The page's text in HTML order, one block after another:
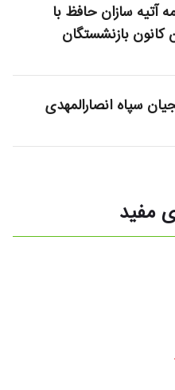
سازان حافظ با
بازنشستگان
سپاه انصارالمهدی
مفید